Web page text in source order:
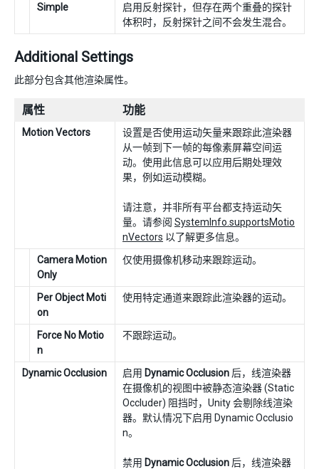
Simple
启用反射探针，但存在两个重叠的探针
体积时，反射探针之间不会发生混合。
Additional Settings
此部分包含其他渲染属性。
属性 功能
Motion Vectors
设置是否使用运动矢量来跟踪此渲染器
从一帧到下一帧的每像素屏幕空间运
动。使用此信息可以应用后期处理效
果，例如运动模糊。
请注意，并非所有平台都支持运动矢
量。请参阅 SystemInfo.supportsMotio
nVectors 以了解更多信息。
Camera Motion
Only
仅使用摄像机移动来跟踪运动。
Per Object Moti
on
使用特定通道来跟踪此渲染器的运动。
Force No Motio
n
不跟踪运动。
Dynamic Occlusion 启用 Dynamic Occlusion 后，线渲染器
在摄像机的视图中被静态渲染器 (Static
Occluder) 阻挡时，Unity 会剔除线渲染
器。默认情况下启用 Dynamic Occlusio
n。
禁用 Dynamic Occlusion 后，线渲染器